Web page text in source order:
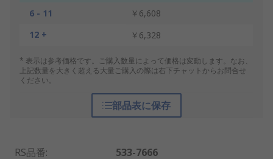
6 - 11
￥6,608
12 +
￥6,328
* 表示は参考価格です。ご購入数量によって価格は変動します。なお、
上記数量を大きく超える大量ご購入の際は右下チャットからお問合せ
ください。
部品表に保存
RS品番:
533-7666